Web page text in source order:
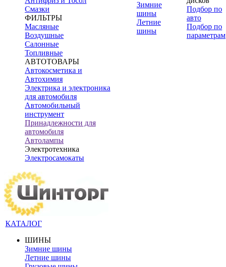
Смазки
ФИЛЬТРЫ
Масляные
Воздушные
Салонные
Топливные
АВТОТОВАРЫ
Автокосметика и
Автохимия
Электрика и электроника
для автомобиля
Автомобильный
инструмент
Принадлежности для
автомобиля
Автолампы
Электротехника
Электросамокаты
Зимние
шины
Летние
шины
Подбор по
авто
Подбор по
параметрам
КАТАЛОГ
ШИНЫ
Зимние шины
Летние шины